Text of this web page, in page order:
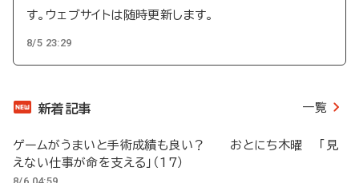
す。ウェブサイトは随時更新します。
8/5 23:29
新着記事 一覧
ゲームがうまいと手術成績も良い？ おとにち木曜 「見
えない仕事が命を支える」（17）